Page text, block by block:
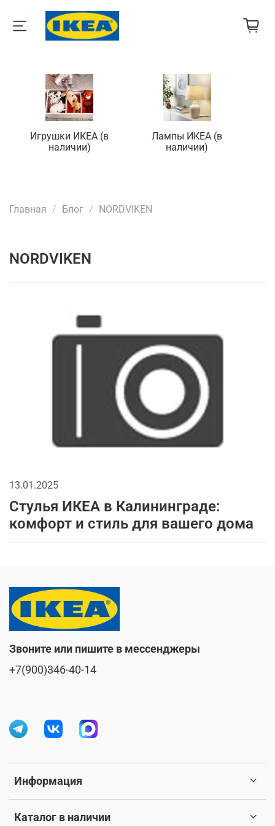
Игрушки ИКЕА (в
наличии)
Лампы ИКЕА (в
наличии)
Главная Блог NORDVIKEN
NORDVIKEN
13.01.2025
Стулья ИКЕА в Калининграде:
комфорт и стиль для вашего дома
Информация
Каталог в наличии
Звоните или пишите в мессенджеры
+7(900)346-40-14